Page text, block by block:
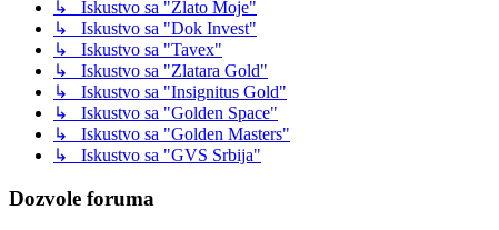
↳ Iskustvo sa "Zlato Moje"
↳ Iskustvo sa "Dok Invest"
↳ Iskustvo sa "Tavex"
↳ Iskustvo sa "Zlatara Gold"
↳ Iskustvo sa "Insignitus Gold"
↳ Iskustvo sa "Golden Space"
↳ Iskustvo sa "Golden Masters"
↳ Iskustvo sa "GVS Srbija"
Dozvole foruma